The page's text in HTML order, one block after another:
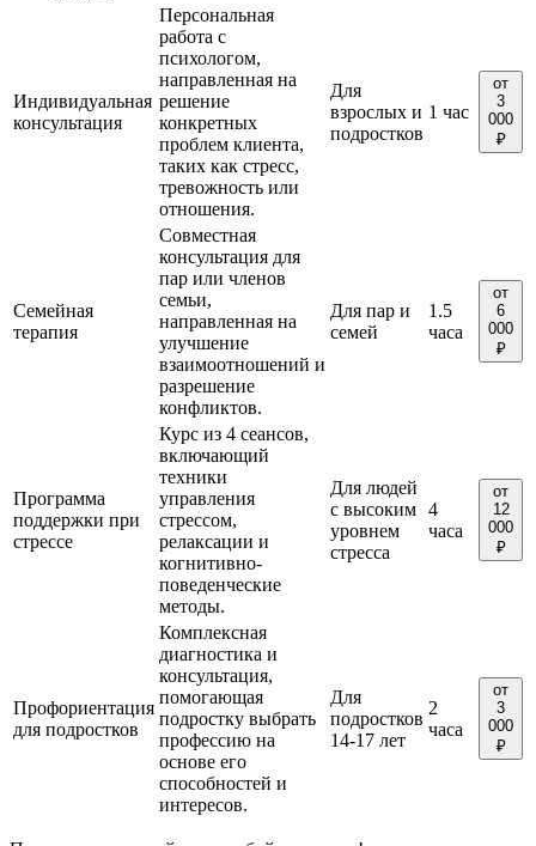
Индивидуальная
консультация
Персональная
работа с
психологом,
направленная на
решение
конкретных
проблем клиента,
таких как стресс,
тревожность или
отношения.
Для
взрослых и
подростков
1 час
от
3
000
₽
Семейная
терапия
Совместная
консультация для
пар или членов
семьи,
направленная на
улучшение
взаимоотношений и
разрешение
конфликтов.
Для пар и
семей
1.5
часа
от
6
000
₽
Программа
поддержки при
стрессе
Курс из 4 сеансов,
включающий
техники
управления
стрессом,
релаксации и
когнитивно-
поведенческие
методы.
Для людей
с высоким
уровнем
стресса
4
часа
от
12
000
₽
Профориентация
для подростков
Комплексная
диагностика и
консультация,
помогающая
подростку выбрать
профессию на
основе его
способностей и
интересов.
Для
подростков
14-17 лет
2
часа
от
3
000
₽